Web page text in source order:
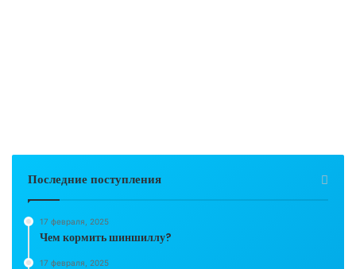
Последние поступления
17 февраля, 2025
Чем кормить шиншиллу?
17 февраля, 2025